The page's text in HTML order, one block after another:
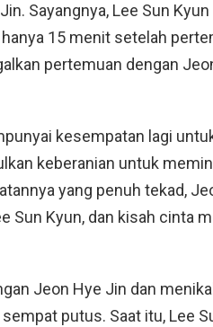
Sayangnya, Lee Sun
15 menit setelah
pertemuan dengan
kesempatan lagi
keberanian untuk
yang penuh tekad,
Sun Kyun, dan kisah cinta
Jeon Hye Jin dan
putus. Saat itu, Lee